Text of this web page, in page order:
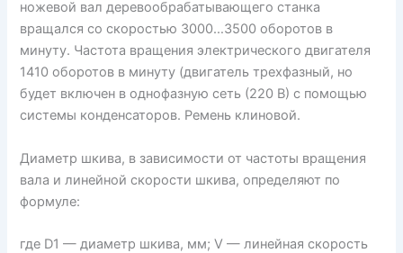
ножевой вал деревообрабатывающего станка
вращался со скоростью 3000…3500 оборотов в
минуту. Частота вращения электрического двигателя
1410 оборотов в минуту (двигатель трехфазный, но
будет включен в однофазную сеть (220 В) с помощью
системы конденсаторов. Ремень клиновой.
Диаметр шкива, в зависимости от частоты вращения
вала и линейной скорости шкива, определяют по
формуле:
где D1 — диаметр шкива, мм; V — линейная скорость